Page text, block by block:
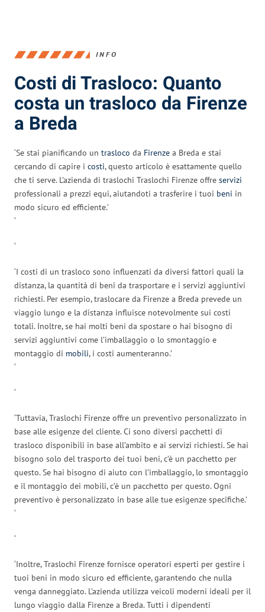
INFO
Costi di Trasloco: Quanto
costa un trasloco da Firenze
a Breda
‘Se stai pianificando un trasloco da Firenze a Breda e stai
cercando di capire i costi, questo articolo è esattamente quello
che ti serve. L’azienda di traslochi Traslochi Firenze offre servizi
professionali a prezzi equi, aiutandoti a trasferire i tuoi beni in
modo sicuro ed efficiente.’
‘
‘
‘I costi di un trasloco sono influenzati da diversi fattori quali la
distanza, la quantità di beni da trasportare e i servizi aggiuntivi
richiesti. Per esempio, traslocare da Firenze a Breda prevede un
viaggio lungo e la distanza influisce notevolmente sui costi
totali. Inoltre, se hai molti beni da spostare o hai bisogno di
servizi aggiuntivi come l’imballaggio o lo smontaggio e
montaggio di mobili, i costi aumenteranno.’
‘
‘
‘Tuttavia, Traslochi Firenze offre un preventivo personalizzato in
base alle esigenze del cliente. Ci sono diversi pacchetti di
trasloco disponibili in base all’ambito e ai servizi richiesti. Se hai
bisogno solo del trasporto dei tuoi beni, c’è un pacchetto per
questo. Se hai bisogno di aiuto con l’imballaggio, lo smontaggio
e il montaggio dei mobili, c’è un pacchetto per questo. Ogni
preventivo è personalizzato in base alle tue esigenze specifiche.’
‘
‘
‘Inoltre, Traslochi Firenze fornisce operatori esperti per gestire i
tuoi beni in modo sicuro ed efficiente, garantendo che nulla
venga danneggiato. L’azienda utilizza veicoli moderni ideali per il
lungo viaggio dalla Firenze a Breda. Tutti i dipendenti